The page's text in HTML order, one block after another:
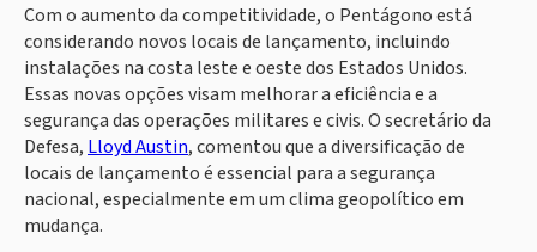
Com o aumento da competitividade, o Pentágono está
considerando novos locais de lançamento, incluindo
instalações na costa leste e oeste dos Estados Unidos.
Essas novas opções visam melhorar a eficiência e a
segurança das operações militares e civis. O secretário da
Defesa, Lloyd Austin, comentou que a diversificação de
locais de lançamento é essencial para a segurança
nacional, especialmente em um clima geopolítico em
mudança.